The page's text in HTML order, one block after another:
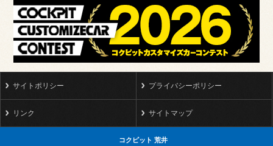
サイトポリシー プライバシーポリシー
リンク サイトマップ
コクピット 荒井